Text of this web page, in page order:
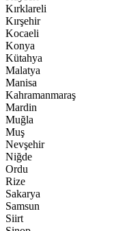
Kırklareli
Kırşehir
Kocaeli
Konya
Kütahya
Malatya
Manisa
Kahramanmaraş
Mardin
Muğla
Muş
Nevşehir
Niğde
Ordu
Rize
Sakarya
Samsun
Siirt